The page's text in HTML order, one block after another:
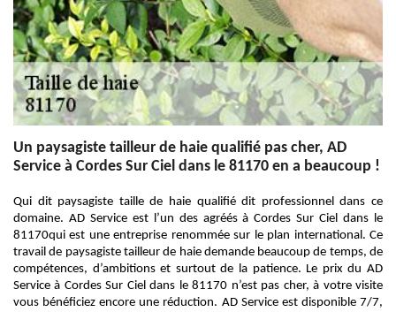
Un paysagiste tailleur de haie qualifié pas cher, AD
Service à Cordes Sur Ciel dans le 81170 en a beaucoup !
Qui dit paysagiste taille de haie qualifié dit professionnel dans ce
domaine. AD Service est l’un des agréés à Cordes Sur Ciel dans le
81170qui est une entreprise renommée sur le plan international. Ce
travail de paysagiste tailleur de haie demande beaucoup de temps, de
compétences, d’ambitions et surtout de la patience. Le prix du AD
Service à Cordes Sur Ciel dans le 81170 n’est pas cher, à votre visite
vous bénéficiez encore une réduction. AD Service est disponible 7/7,